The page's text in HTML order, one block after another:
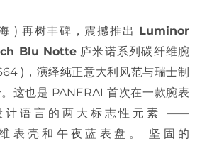
) 再树丰碑，震撼推出 Luminor
Blu Notte庐米诺系列碳纤维腕
)，演绎纯正意大利风范与瑞士制
这也是 PANERAI 首次在一款腕表
计语言的两大标志性元素 ——
表壳和午夜蓝表盘。 坚固的